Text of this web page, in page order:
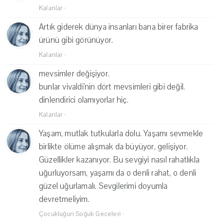
Kalanlar ·
Artık giderek dünya insanları bana birer fabrika
ürünü gibi görünüyor.
Kalanlar ·
mevsimler değişiyor.
bunlar vivaldi'nin dört mevsimleri gibi değil.
dinlendirici olamıyorlar hiç.
Kalanlar ·
Yaşam, mutlak tutkularla dolu. Yaşamı sevmekle
birlikte ölüme alışmak da büyüyor, gelişiyor.
Güzellikler kazanıyor. Bu sevgiyi nasıl rahatlıkla
uğurluyorsam, yaşamı da o denli rahat, o denli
güzel uğurlamalı. Sevgilerimi doyumla
devretmeliyim.
Çocukluğun Soğuk Geceleri ·